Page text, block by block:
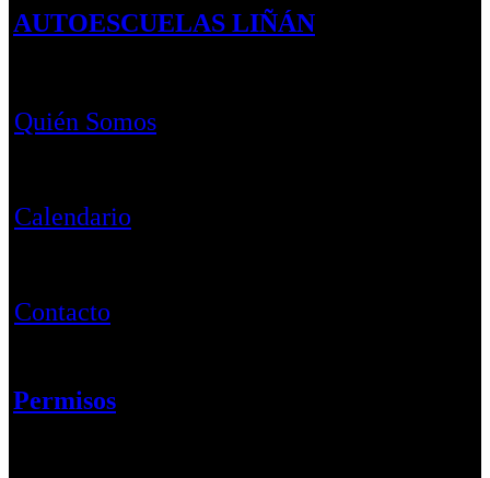
AUTOESCUELAS LIÑÁN
Quién Somos
Calendario
Contacto
Permisos